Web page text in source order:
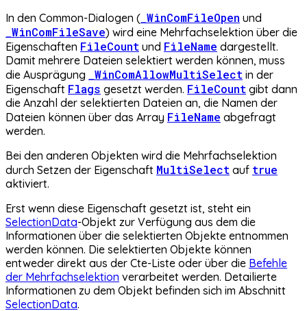
In den Common-Dialogen ( _WinComFileOpen und
_WinComFileSave) wird eine Mehrfachselektion über die
Eigenschaften FileCount und FileName dargestellt.
Damit mehrere Dateien selektiert werden können, muss
die Ausprägung
_WinComAllowMultiSelect in der
Eigenschaft Flags gesetzt werden. FileCount gibt dann
die Anzahl der selektierten Dateien an, die Namen der
Dateien können über das Array FileName abgefragt
werden.
Bei den anderen Objekten wird die Mehrfachselektion
durch Setzen der Eigenschaft MultiSelect auf true
aktiviert.
Erst wenn diese Eigenschaft gesetzt ist, steht ein
SelectionData-Objekt zur Verfügung aus dem die
Informationen über die selektierten Objekte entnommen
werden können. Die selektierten Objekte können
entweder direkt aus der Cte-Liste oder über die Befehle
der Mehrfachselektion verarbeitet werden. Detailierte
Informationen zu dem Objekt befinden sich im Abschnitt
SelectionData.